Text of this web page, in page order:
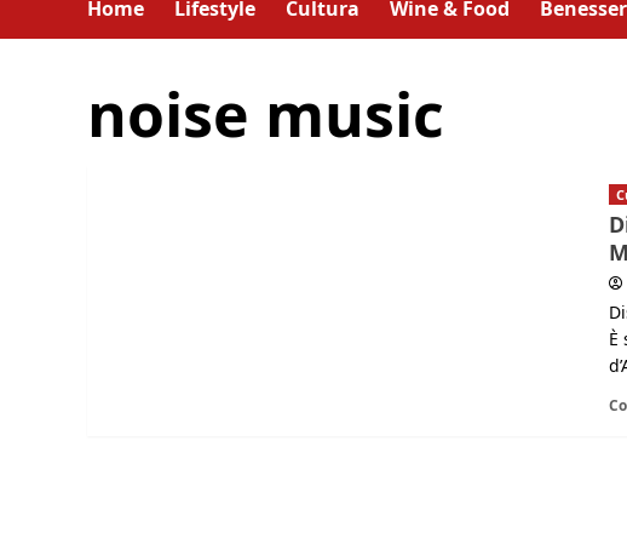
Home Lifestyle Cultura Wine & Food
noise music
È